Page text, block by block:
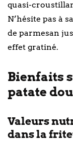
quasi-
N’hésite pas à
de parmesan
effet gratiné.
Bienfaits
patate
Valeurs
dans la